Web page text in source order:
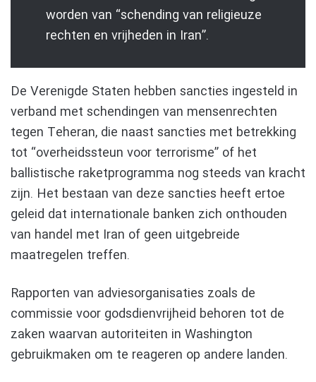
worden van “schending van religieuze
rechten en vrijheden in Iran”.
De Verenigde Staten hebben sancties ingesteld in
verband met schendingen van mensenrechten
tegen Teheran, die naast sancties met betrekking
tot “overheidssteun voor terrorisme” of het
ballistische raketprogramma nog steeds van kracht
zijn. Het bestaan van deze sancties heeft ertoe
geleid dat internationale banken zich onthouden
van handel met Iran of geen uitgebreide
maatregelen treffen.
Rapporten van adviesorganisaties zoals de
commissie voor godsdienvrijheid behoren tot de
zaken waarvan autoriteiten in Washington
gebruikmaken om te reageren op andere landen.